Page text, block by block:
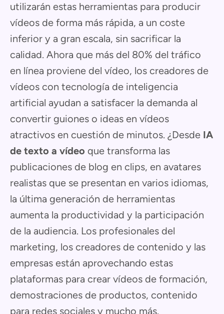
utilizarán estas herramientas para producir
vídeos de forma más rápida, a un coste
inferior y a gran escala, sin sacrificar la
calidad. Ahora que más del 80% del tráfico
en línea proviene del vídeo, los creadores de
vídeos con tecnología de inteligencia
artificial ayudan a satisfacer la demanda al
convertir guiones o ideas en vídeos
atractivos en cuestión de minutos. ¿Desde IA
de texto a vídeo que transforma las
publicaciones de blog en clips, en avatares
realistas que se presentan en varios idiomas,
la última generación de herramientas
aumenta la productividad y la participación
de la audiencia. Los profesionales del
marketing, los creadores de contenido y las
empresas están aprovechando estas
plataformas para crear vídeos de formación,
demostraciones de productos, contenido
para redes sociales y mucho más.